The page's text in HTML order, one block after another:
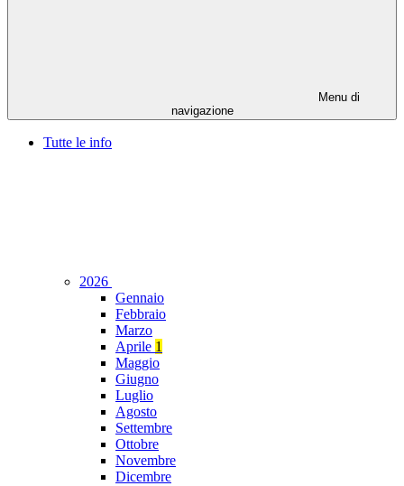
Menu di
navigazione
Tutte le info
2026
Gennaio
Febbraio
Marzo
Aprile 1
Maggio
Giugno
Luglio
Agosto
Settembre
Ottobre
Novembre
Dicembre